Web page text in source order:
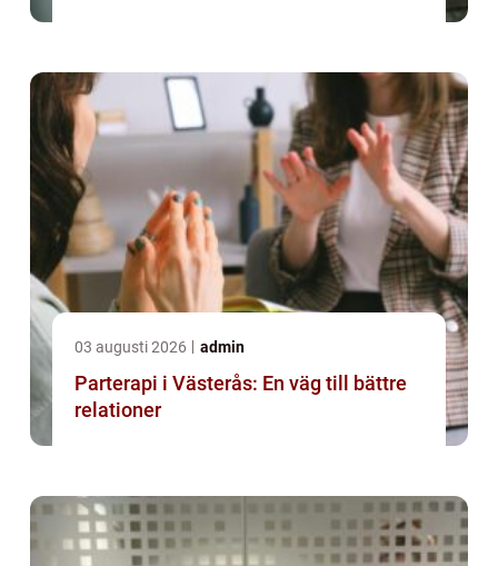
03 augusti 2026 admin
Parterapi i Västerås: En väg till bättre
relationer